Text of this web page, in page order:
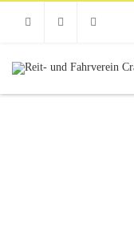
FacebookInstagram
Email